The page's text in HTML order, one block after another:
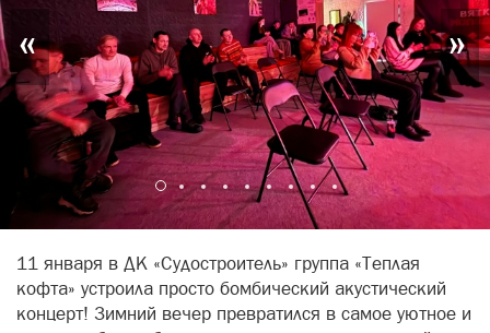
« »
11 января в ДК «Судостроитель» группа «Теплая
кофта» устроила просто бомбический акустический
концерт! Зимний вечер превратился в самое уютное и